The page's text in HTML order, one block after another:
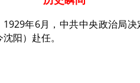
年6月，中共中央政治局
阳）赴任。